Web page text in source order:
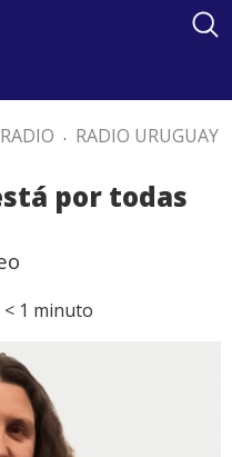
RADIO . RADIO URUGUAY
por todas
< 1 minuto